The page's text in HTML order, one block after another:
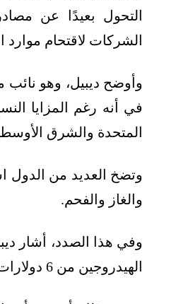
التحول بعيدًا عن
الشركات لاقتحام موارد
وأوضح ديبيل، وهو نائب
في أنه رغم المزايا
المتحدة والشرق
وتضخ العديد من الدول
والغاز والفحم.
وفي هذا الصدد، أشار
الهيدروجين من 6 دولارات لكل كيلوغرام، إلى 2.50 دولارًا لكل كيلوغرام، مقارنة بالوقود الأحفوري.